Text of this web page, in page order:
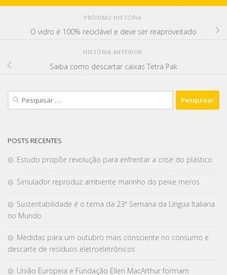
PRÓXIMO HISTÓRIA
O vidro é 100% reciclável e deve ser reaproveitado
HISTÓRIA ANTERIOR
Saiba como descartar caixas Tetra Pak
POSTS RECENTES
Estudo propõe revolução para enfrentar a crise do plástico
Simulador reproduz ambiente marinho do peixe meros
Sustentabilidade é o tema da 23ª Semana da Língua Italiana
no Mundo
Medidas para um outubro mais consciente no consumo e
descarte de resíduos eletroeletrônicos
União Europeia e Fundação Ellen MacArthur formam